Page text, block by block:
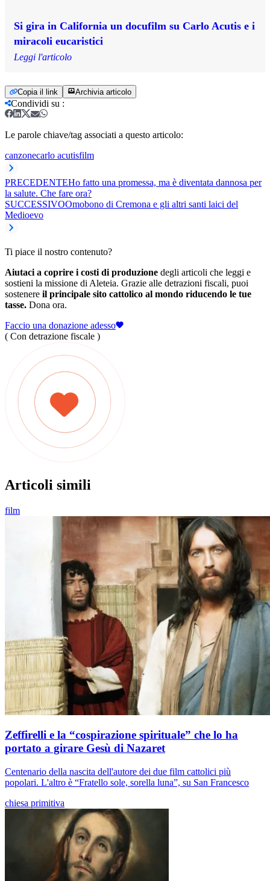
Si gira in California un docufilm su Carlo Acutis e i
miracoli eucaristici
Leggi l'articolo
Copia il link Archivia articolo
Condividi su :
Le parole chiave/tag associati a questo articolo:
canzonecarlo acutisfilm
PRECEDENTEHo fatto una promessa, ma è diventata dannosa per
la salute. Che fare ora?
SUCCESSIVOOmobono di Cremona e gli altri santi laici del
Medioevo
Ti piace il nostro contenuto?
Aiutaci a coprire i costi di produzione degli articoli che leggi e
sostieni la missione di Aleteia. Grazie alle detrazioni fiscali, puoi
sostenere il principale sito cattolico al mondo riducendo le tue
tasse. Dona ora.
Faccio una donazione adesso
( Con detrazione fiscale )
Articoli simili
film
Zeffirelli e la “cospirazione spirituale” che lo ha
portato a girare Gesù di Nazaret
Centenario della nascita dell'autore dei due film cattolici più
popolari. L'altro è “Fratello sole, sorella luna”, su San Francesco
chiesa primitiva